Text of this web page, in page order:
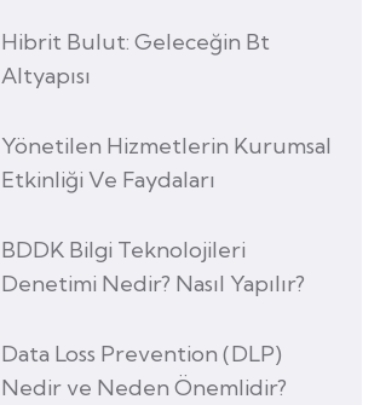
Hibrit Bulut: Geleceğin Bt
Altyapısı
Yönetilen Hizmetlerin Kurumsal
Etkinliği Ve Faydaları
BDDK Bilgi Teknolojileri
Denetimi Nedir? Nasıl Yapılır?
Data Loss Prevention (DLP)
Nedir ve Neden Önemlidir?